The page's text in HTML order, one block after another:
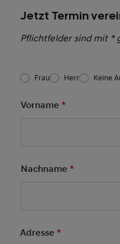
Jetzt Termin
Pflichtfelder sind mit *
Salutation *
Frau Herr Keine
Vorname *Pflichtfeld
Nachname *Pflichtfeld
Adresse*